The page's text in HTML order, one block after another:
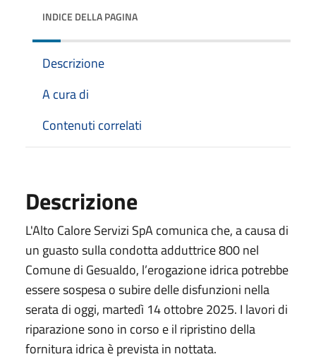
INDICE DELLA PAGINA
Descrizione
A cura di
Contenuti correlati
Descrizione
L'Alto Calore Servizi SpA comunica che, a causa di
un guasto sulla condotta adduttrice 800 nel
Comune di Gesualdo, l’erogazione idrica potrebbe
essere sospesa o subire delle disfunzioni nella
serata di oggi, martedì 14 ottobre 2025. I lavori di
riparazione sono in corso e il ripristino della
fornitura idrica è prevista in nottata.